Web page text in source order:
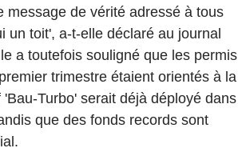
message de vérité adressé à tous
un toit', a-t-elle déclaré au journal
a toutefois souligné que les permis
trimestre étaient orientés à la
Turbo' serait déjà déployé dans
que des fonds records sont